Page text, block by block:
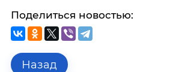
Поделиться новостью:
Назад